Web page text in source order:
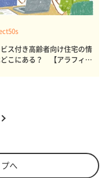
ス付き高齢者向け住宅の情
こにある？ 【アラフィ
へ